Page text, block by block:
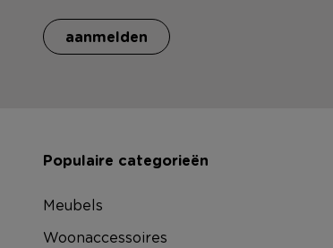
aanmelden
Populaire categorieën
Meubels
Woonaccessoires